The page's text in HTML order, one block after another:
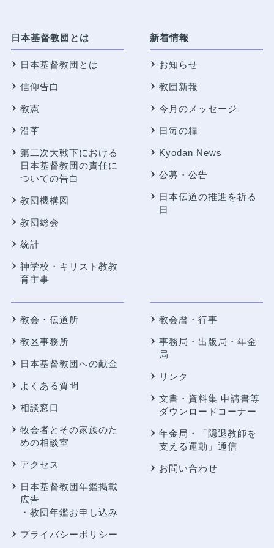
日本基督教団とは
日本基督教団とは
信仰告白
教憲
沿革
第二次大戦下における
日本基督教団の責任に
ついての告白
教団機構図
教団総会
統計
神学校・キリスト教教
育主事
新着情報
お知らせ
教団新報
今月のメッセージ
日毎の糧
Kyodan News
公募・公告
日本伝道の推進を祈る
日
教会・伝道所
教区事務所
日本基督教団への献金
よくある質問
相談窓口
牧会者とその家族のた
めの相談室
アクセス
日本基督教団年鑑掲載
広告
・教団年鑑お申し込み
プライバシーポリシー
教会暦・行事
事務局・出版局・年金
局
リンク
文書・資料集 申請書等
ダウンロードコーナー
年金局・
「隠退教師を
支える運動」通信
お問い合わせ